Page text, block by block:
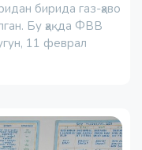
бирида газ-ҳаво
Бу ҳақда ФВВ
11 феврал